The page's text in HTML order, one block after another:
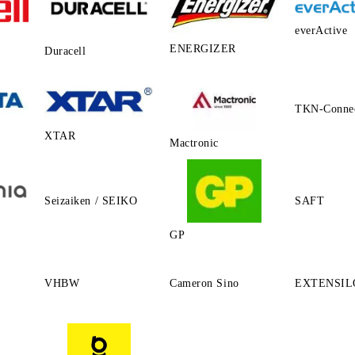
Duracell ENERGIZER
everActive
XTAR
Mactronic
TKN-
Seizaiken / SEIKO
GP
SAFT
VHBW Cameron Sino